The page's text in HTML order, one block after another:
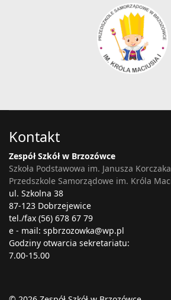
Kontakt
Zespół Szkół w Brzozówce
Szkoła Podstawowa im. Janusza Korczaka
Przedszkole Samorządowe im. Króla
ul. Szkolna 38
87-123 Dobrzejewice
tel./fax (56) 678 67 79
e - mail: spbrzozowka@wp.pl
Godziny otwarcia sekretariatu:
7.00-15.00